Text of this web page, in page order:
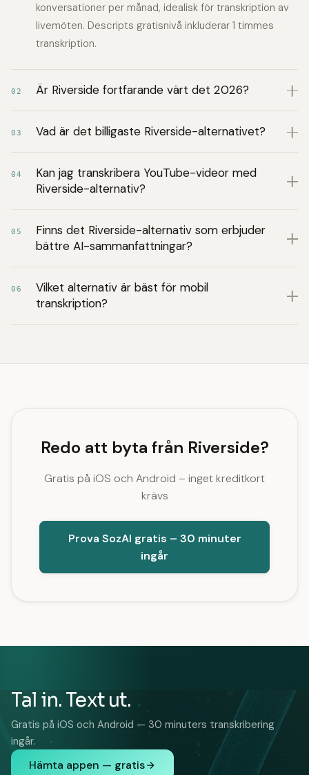
konversationer per månad, idealisk för transkription av
livemöten. Descripts gratisnivå inkluderar 1 timmes
transkription.
02 Är Riverside fortfarande värt det 2026?
03 Vad är det billigaste Riverside-alternativet?
04
Kan jag transkribera YouTube-videor med
Riverside-alternativ?
05
Finns det Riverside-alternativ som erbjuder
bättre AI-sammanfattningar?
06
Vilket alternativ är bäst för mobil
transkription?
Redo att byta från Riverside?
Gratis på iOS och Android – inget kreditkort
krävs
Prova SozAI gratis – 30 minuter
ingår
Tal in. Text ut.
Gratis på iOS och Android — 30 minuters transkribering
ingår.
Hämta appen — gratis